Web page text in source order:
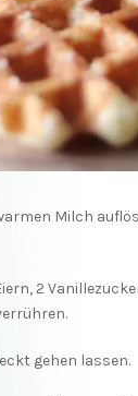
Milch
2
gehen lassen.